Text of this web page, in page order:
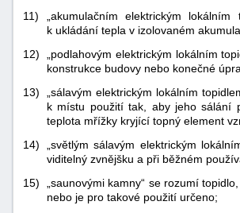
11)
„akumulačním elektrickým
k ukládání tepla v izolovaném
12)
„podlahovým elektrickým lokálním
konstrukce budovy nebo konečné
13)
„sálavým elektrickým lokálním
k místu použití tak, aby jeho sálání
teplota mřížky kryjící topný element
14)
„světlým sálavým elektrickým
viditelný zvnějšku a při běžném
15)
„saunovými kamny“ se rozumí
nebo je pro takové použití určeno;